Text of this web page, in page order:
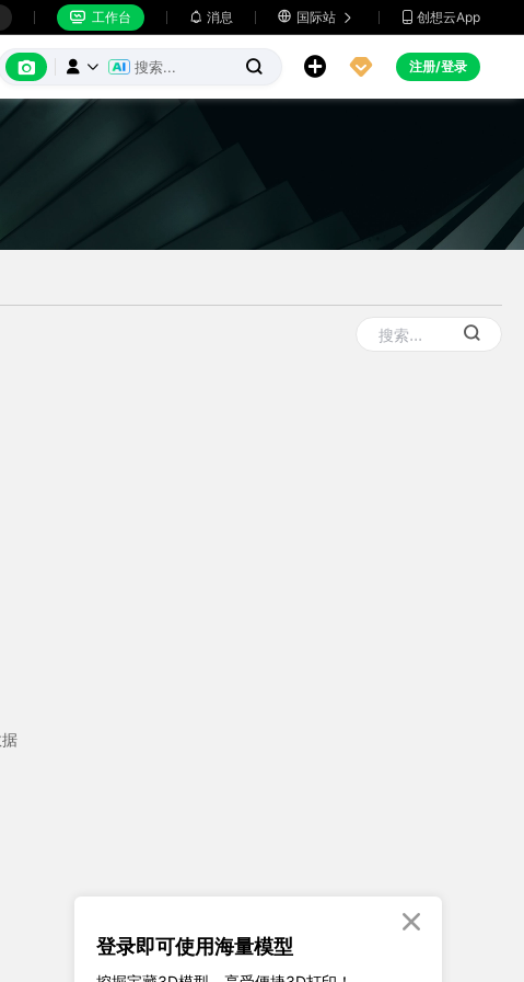
 工作台  消息  国际站   创想云App
      注册/登录
登录即可使用海量模型
